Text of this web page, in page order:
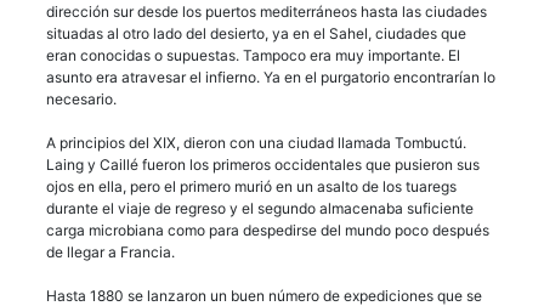
dirección sur desde los puertos mediterráneos hasta las ciudades
situadas al otro lado del desierto, ya en el Sahel, ciudades que
eran conocidas o supuestas. Tampoco era muy importante. El
asunto era atravesar el infierno. Ya en el purgatorio encontrarían lo
necesario.
A principios del XIX, dieron con una ciudad llamada Tombuctú.
Laing y Caillé fueron los primeros occidentales que pusieron sus
ojos en ella, pero el primero murió en un asalto de los tuaregs
durante el viaje de regreso y el segundo almacenaba suficiente
carga microbiana como para despedirse del mundo poco después
de llegar a Francia.
Hasta 1880 se lanzaron un buen número de expediciones que se